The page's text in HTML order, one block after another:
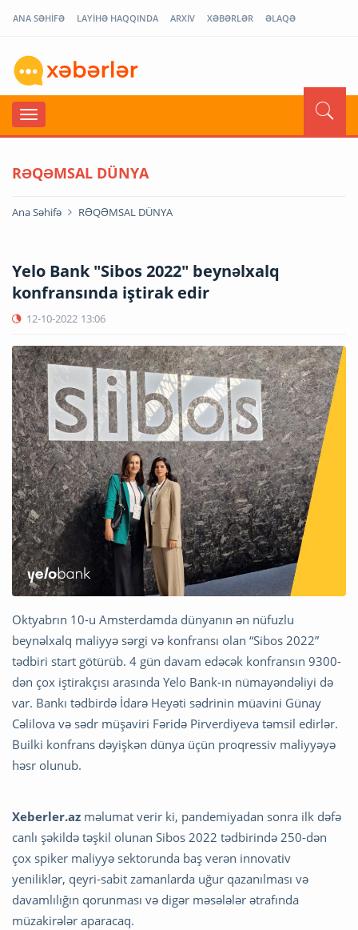
ANA SƏHİFƏ LAYİHƏ HAQQINDA ARXİV XƏBƏRLƏR ƏLAQƏ
RƏQƏMSAL DÜNYA
Ana Səhifə RƏQƏMSAL DÜNYA
Yelo Bank "Sibos 2022" beynəlxalq
konfransında iştirak edir
12-10-2022 13:06
Oktyabrın 10-u Amsterdamda dünyanın ən nüfuzlu
beynəlxalq maliyyə sərgi və konfransı olan “Sibos 2022”
tədbiri start götürüb. 4 gün davam edəcək konfransın 9300-
dən çox iştirakçısı arasında Yelo Bank-ın nümayəndəliyi də
var. Bankı tədbirdə İdarə Heyəti sədrinin müavini Günay
Cəlilova və sədr müşaviri Fəridə Pirverdiyeva təmsil edirlər.
Builki konfrans dəyişkən dünya üçün proqressiv maliyyəyə
həsr olunub.
Xeberler.az məlumat verir ki, pandemiyadan sonra ilk dəfə
canlı şəkildə təşkil olunan Sibos 2022 tədbirində 250-dən
çox spiker maliyyə sektorunda baş verən innovativ
yeniliklər, qeyri-sabit zamanlarda uğur qazanılması və
davamlılığın qorunması və digər məsələlər ətrafında
müzakirələr aparacaq.